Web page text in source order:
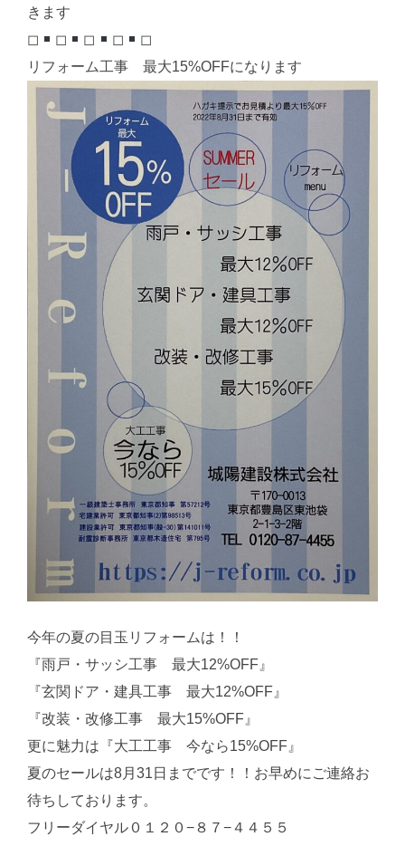
きます
◻︎
◻︎ ◻︎ ◻︎
◻︎
リフォーム工事 最大15%OFFになります
今年の夏の目玉リフォームは！！
『雨戸・サッシ工事 最大12%OFF』
『玄関ドア・建具工事 最大12%OFF』
『改装・改修工事 最大15%OFF』
更に魅力は『大工工事 今なら15%OFF』
夏のセールは8月31日までです！！お早めにご連絡お
待ちしております。
フリーダイヤル０１２０−８７−４４５５